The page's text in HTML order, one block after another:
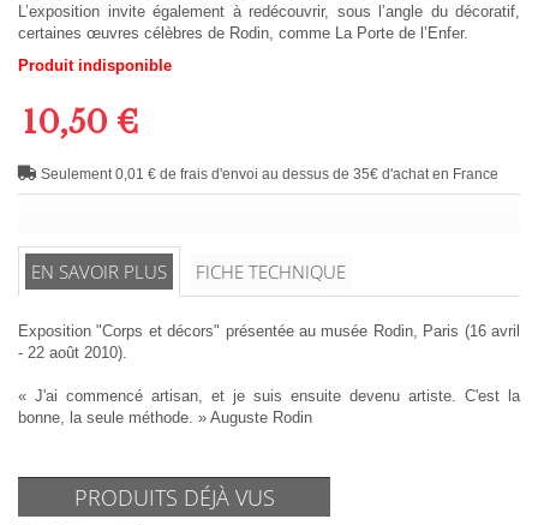
L’exposition invite également à redécouvrir, sous l’angle du décoratif,
certaines œuvres célèbres de Rodin, comme La Porte de l’Enfer.
Produit indisponible
10,50 €
Seulement 0,01 € de frais d'envoi au dessus de 35€ d'achat en France
EN SAVOIR PLUS FICHE TECHNIQUE
Exposition "Corps et décors" présentée au musée Rodin, Paris (16 avril
- 22 août 2010).
« J'ai commencé artisan, et je suis ensuite devenu artiste. C'est la
bonne, la seule méthode. » Auguste Rodin
PRODUITS DÉJÀ VUS